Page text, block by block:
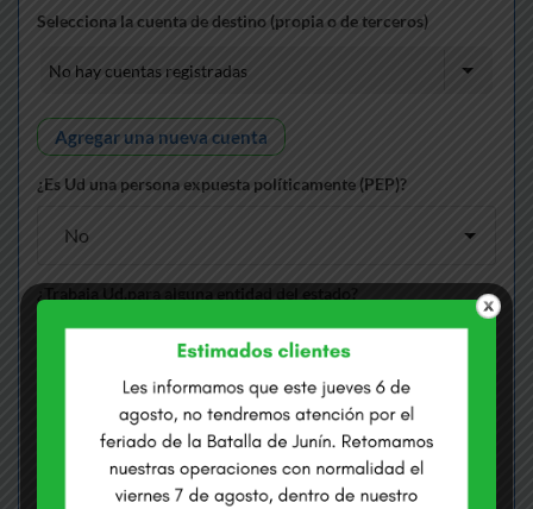
Selecciona la cuenta de destino (propia o de terceros)
Agregar una nueva cuenta
¿Es Ud una persona expuesta políticamente (PEP)?
COMPRAMOS USD
S/3.3710
VENDEMOS USD
S/3.4100